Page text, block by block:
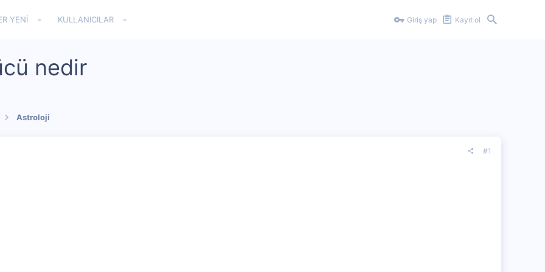
YENI KULLANICILAR Giriş yap Kayıt ol
nedir
Astroloji
#1